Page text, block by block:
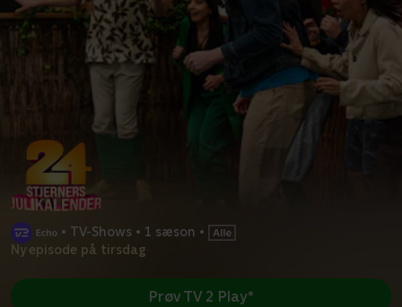
• TV-Shows • 1 sæson •
Ny episode på tirsdag
Prøv TV 2 Play*